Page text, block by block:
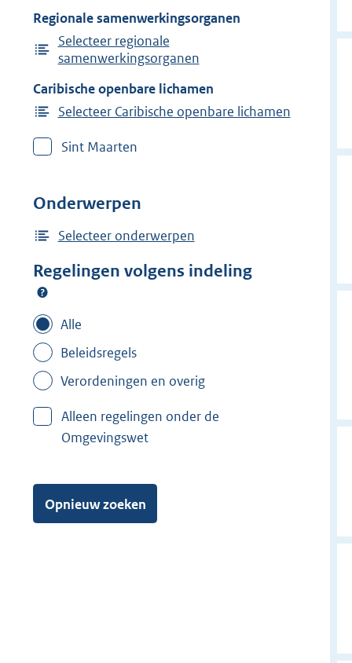
Regionale samenwerkingsorganen
Selecteer regionale
samenwerkingsorganen
Caribische openbare lichamen
Selecteer Caribische openbare lichamen
Sint Maarten
Onderwerpen
Selecteer onderwerpen
Regelingen volgens indeling
Alle
Beleidsregels
Verordeningen en overig
Alleen regelingen onder de
Omgevingswet
Opnieuw zoeken